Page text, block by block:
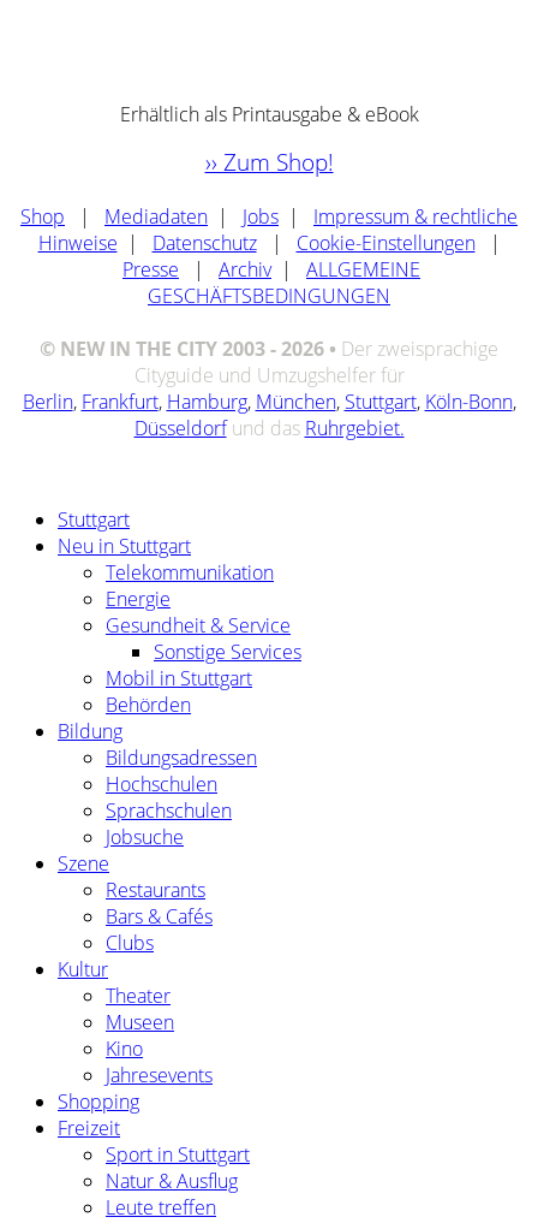
Erhältlich als Printausgabe & eBook
›› Zum Shop!
Shop | Mediadaten | Jobs | Impressum & rechtliche
Hinweise | Datenschutz | Cookie-Einstellungen
|
Presse | Archiv | ALLGEMEINE
GESCHÄFTSBEDINGUNGEN
© NEW IN THE CITY 2003 - 2026 • Der zweisprachige
Cityguide und Umzugshelfer für
Berlin, Frankfurt, Hamburg, München, Stuttgart, Köln-Bonn,
Düsseldorf und das Ruhrgebiet.
Stuttgart
Neu in Stuttgart
Telekommunikation
Energie
Gesundheit & Service
Sonstige Services
Mobil in Stuttgart
Behörden
Bildung
Bildungsadressen
Hochschulen
Sprachschulen
Jobsuche
Szene
Restaurants
Bars & Cafés
Clubs
Kultur
Theater
Museen
Kino
Jahresevents
Shopping
Freizeit
Sport in Stuttgart
Natur & Ausflug
Leute treffen